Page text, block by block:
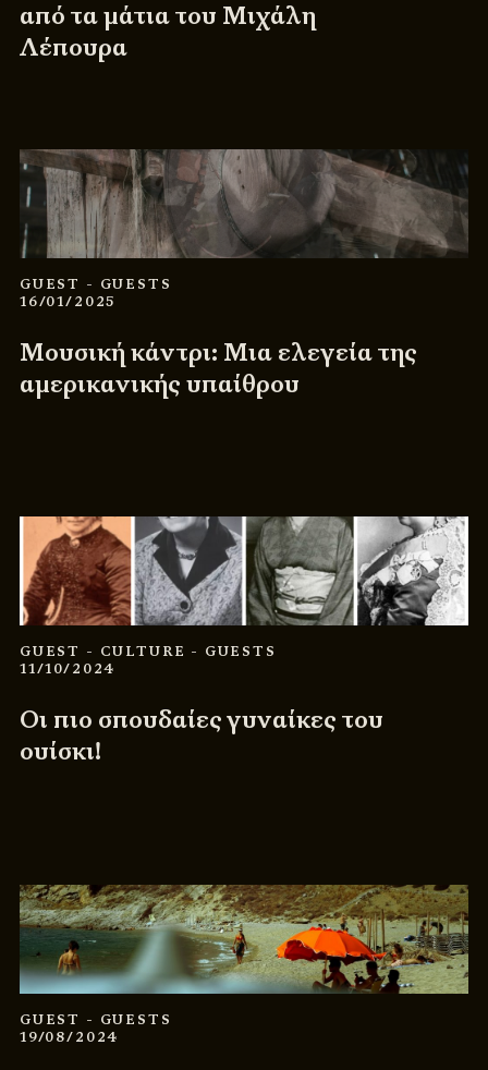
από τα μάτια του Μιχάλη
Λέπουρα
GUEST - GUESTS
16/01/2025
Μουσική κάντρι: Μια ελεγεία της
αμερικανικής υπαίθρου
GUEST - CULTURE - GUESTS
11/10/2024
Οι πιο σπουδαίες γυναίκες του
ουίσκι!
GUEST - GUESTS
19/08/2024